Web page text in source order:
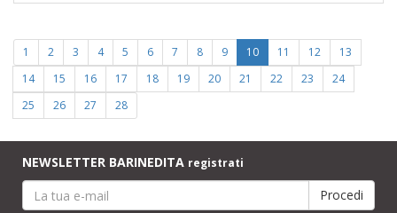
1 2 3 4 5 6 7 8 9 10 11 12
13
14
15 16 17 18 19 20 21 22 23
24
25
26 27 28
NEWSLETTER BARINEDITA registrati